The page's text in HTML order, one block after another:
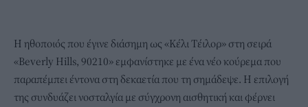
Η ηθοποιός που έγινε διάσημη ως «Κέλι Τέιλορ» στη σειρά
«Beverly Hills, 90210» εμφανίστηκε με ένα νέο κούρεμα που
παραπέμπει έντονα στη δεκαετία που τη σημάδεψε. Η επιλογή
της συνδυάζει νοσταλγία με σύγχρονη αισθητική και φέρνει